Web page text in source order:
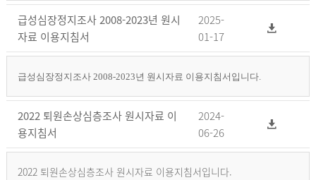
급성심장정지조사 2008-2023년 원시
자료 이용지침서
2025-
01-17
급성심장정지조사 2008-2023년 원시자료 이용지침서입니다.
2022 퇴원손상심층조사 원시자료 이
용지침서
2024-
06-26
2022 퇴원손상심층조사 원시자료 이용지침서입니다.